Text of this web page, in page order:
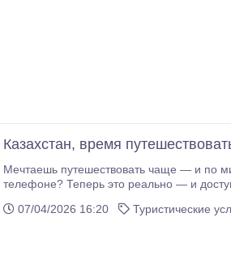
Казахстан, время
Мечтаешь путешествовать чаще — и по миру, и по нашему родному Казахстану — при этом создавая стабильный
телефоне? Теперь это реально — и доступно каждому! Мы развиваем международный проект, который объединяет выгодные
которая приносит деньги, даже
07/04/2026 16:20 Туристические